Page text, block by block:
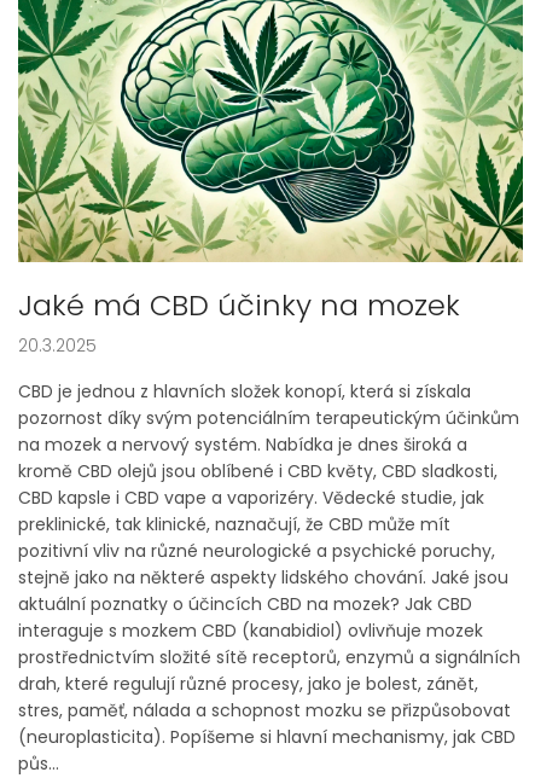
Jaké má CBD účinky na mozek
20.3.2025
CBD je jednou z hlavních složek konopí, která si získala
pozornost díky svým potenciálním terapeutickým účinkům
na mozek a nervový systém. Nabídka je dnes široká a
kromě CBD olejů jsou oblíbené i CBD květy, CBD sladkosti,
CBD kapsle i CBD vape a vaporizéry. Vědecké studie, jak
preklinické, tak klinické, naznačují, že CBD může mít
pozitivní vliv na různé neurologické a psychické poruchy,
stejně jako na některé aspekty lidského chování. Jaké jsou
aktuální poznatky o účincích CBD na mozek? Jak CBD
interaguje s mozkem CBD (kanabidiol) ovlivňuje mozek
prostřednictvím složité sítě receptorů, enzymů a signálních
drah, které regulují různé procesy, jako je bolest, zánět,
stres, paměť, nálada a schopnost mozku se přizpůsobovat
(neuroplasticita). Popíšeme si hlavní mechanismy, jak CBD
půs...